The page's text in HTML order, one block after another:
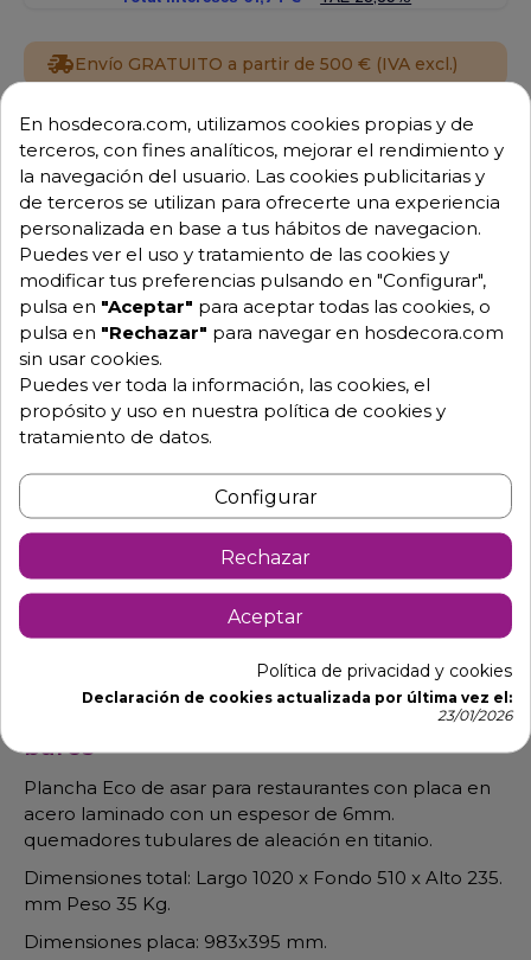
Envío GRATUITO a partir de 500 € (IVA excl.)
Equipo de expertos a tu servicio.
Garantía mínima de 1 año.
Pago 100% seguro.
Consulta tus dudas con nosotros.
976 25 59 91
info@hosdecora.com
Hablemos
Pide tu presupuesto
Descripción Detalles de producto
Plancha eco de asar en cocinas de
bares
Plancha Eco de asar para restaurantes con placa en
acero laminado con un espesor de 6mm.
quemadores tubulares de aleación en titanio.
Dimensiones total: Largo 1020 x Fondo 510 x Alto 235.
mm Peso 35 Kg.
Dimensiones placa: 983x395 mm.
En hosdecora.com, utilizamos cookies propias y de
terceros, con fines analíticos, mejorar el rendimiento y
la navegación del usuario. Las cookies publicitarias y
de terceros se utilizan para ofrecerte una experiencia
personalizada en base a tus hábitos de navegacion.
Puedes ver el uso y tratamiento de las cookies y
modificar tus preferencias pulsando en "Configurar",
pulsa en "Aceptar" para aceptar todas las cookies, o
pulsa en "Rechazar" para navegar en hosdecora.com
sin usar cookies.
Puedes ver toda la información, las cookies, el
propósito y uso en nuestra política de cookies y
tratamiento de datos.
Configurar
Rechazar
Aceptar
Política de privacidad y cookies
Declaración de cookies actualizada por última vez el:
23/01/2026